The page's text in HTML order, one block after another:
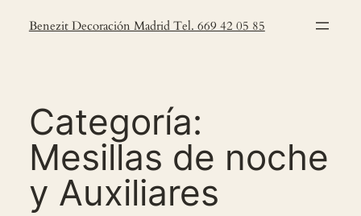
Benezit Decoración Madrid Tel. 669 42 05 85
Categoría:
Mesillas de noche
y Auxiliares